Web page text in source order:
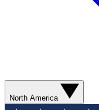
North America